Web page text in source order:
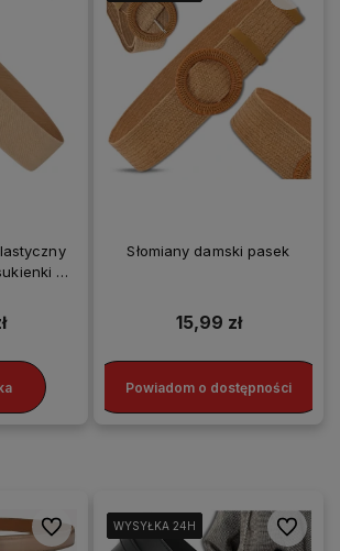
na
Słomiany damski pasek
15,99 zł
Powiadom o dostępności
Do ulubionychWYSYŁKA 24H
WYSYŁKA 24H
WYSYŁKA 24H
WYSYŁKA 24H
WYSYŁKA 24H Do